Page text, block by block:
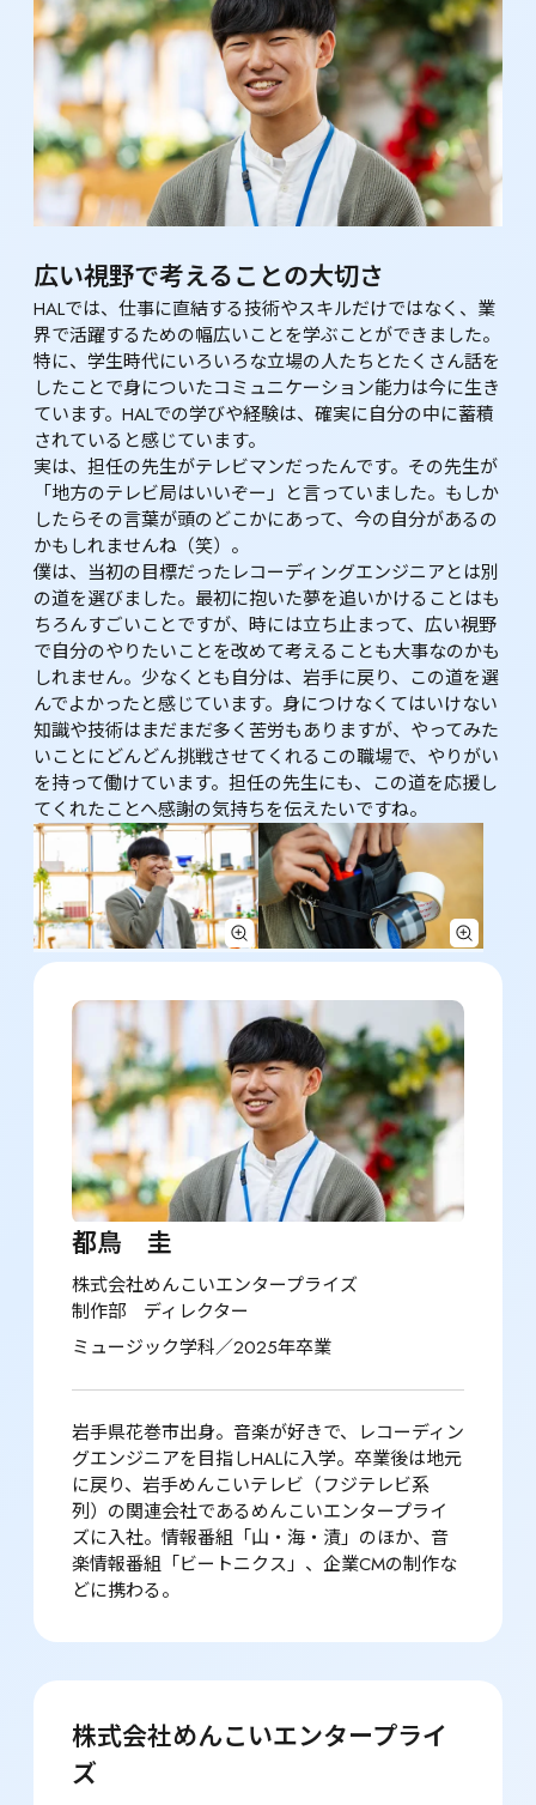
広い視野で考えることの大切さ
HALでは、仕事に直結する技術やスキルだけではなく、業
界で活躍するための幅広いことを学ぶことができました。
特に、学生時代にいろいろな立場の人たちとたくさん話を
したことで身についたコミュニケーション能力は今に生き
ています。HALでの学びや経験は、確実に自分の中に蓄積
されていると感じています。
実は、担任の先生がテレビマンだったんです。その先生が
「地方のテレビ局はいいぞー」と言っていました。もしか
したらその言葉が頭のどこかにあって、今の自分があるの
かもしれませんね（笑）。
僕は、当初の目標だったレコーディングエンジニアとは別
の道を選びました。最初に抱いた夢を追いかけることはも
ちろんすごいことですが、時には立ち止まって、広い視野
で自分のやりたいことを改めて考えることも大事なのかも
しれません。少なくとも自分は、岩手に戻り、この道を選
んでよかったと感じています。身につけなくてはいけない
知識や技術はまだまだ多く苦労もありますが、やってみた
いことにどんどん挑戦させてくれるこの職場で、やりがい
を持って働けています。担任の先生にも、この道を応援し
てくれたことへ感謝の気持ちを伝えたいですね。
都鳥　圭
株式会社めんこいエンタープライズ
制作部　ディレクター
ミュージック学科／2025年卒業
岩手県花巻市出身。音楽が好きで、レコーディン
グエンジニアを目指しHALに入学。卒業後は地元
に戻り、岩手めんこいテレビ（フジテレビ系
列）の関連会社であるめんこいエンタープライ
ズに入社。情報番組「山・海・漬」のほか、音
楽情報番組「ビートニクス」、企業CMの制作な
どに携わる。
株式会社めんこいエンタープライ
ズ